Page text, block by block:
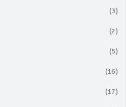
(3)
(2)
(5)
(16)
(17)